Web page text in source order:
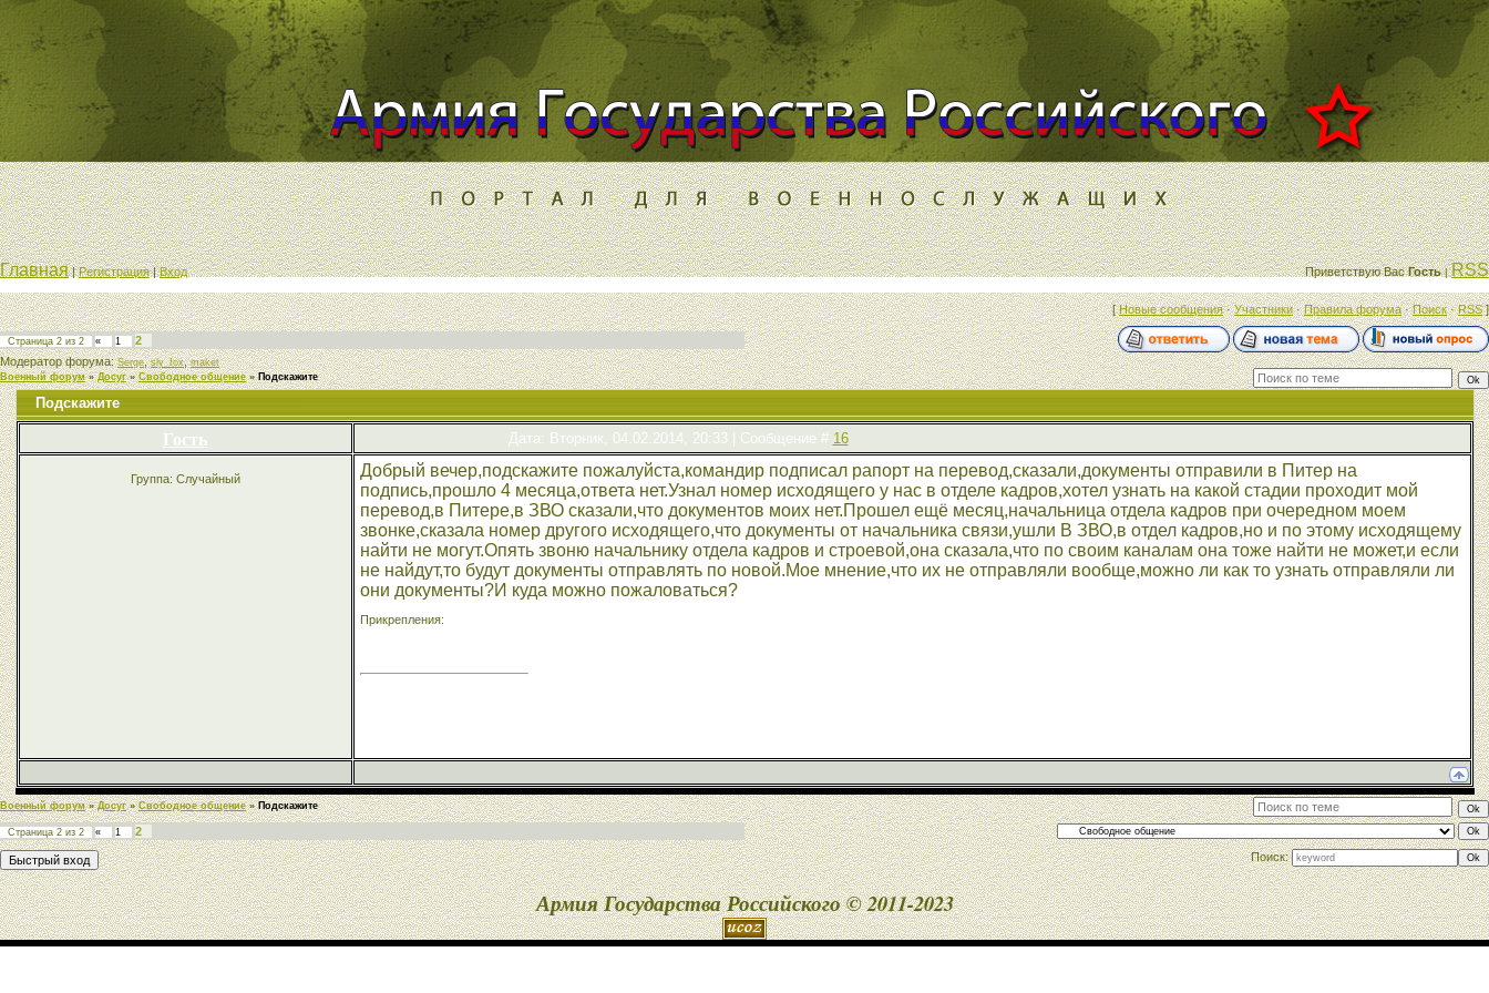
Главная|Регистрация|Вход Приветствую Вас Гость |RSS
[Новые сообщения·Участники·Правила форума·Поиск·RSS]
Страница 2 из 2 « 1
2
Модератор форума:Serge,sly_fox,maket
Военный форум » Досуг » Свободное общение » Подскажите
Подскажите
Гость Дата: Вторник, 04.02.2014, 20:33 | Сообщение # 16
Группа: Случайный
Добрый вечер,подскажите пожалуйста,командир подписал рапорт на перевод,сказали,документы отправили в Питер на
подпись,прошло 4 месяца,ответа нет.Узнал номер исходящего у нас в отделе кадров,хотел узнать на какой стадии проходит мой
перевод,в Питере,в ЗВО сказали,что документов моих нет.Прошел ещё месяц,начальница отдела кадров при очередном моем
звонке,сказала номер другого исходящего,что документы от начальника связи,ушли В ЗВО,в отдел кадров,но и по этому исходящему
найти не могут.Опять звоню начальнику отдела кадров и строевой,она сказала,что по своим каналам она тоже найти не может,и если
не найдут,то будут документы отправлять по новой.Мое мнение,что их не отправляли вообще,можно ли как то узнать отправляли ли
они документы?И куда можно пожаловаться?
Прикрепления:
Военный форум » Досуг » Свободное общение » Подскажите
Страница 2 из 2 « 1
2
Поиск:
Армия Государства Российского © 2011-2023